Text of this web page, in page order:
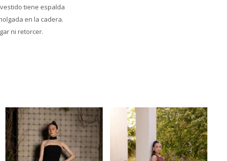
tiene espalda
en la cadera.
ni retorcer.